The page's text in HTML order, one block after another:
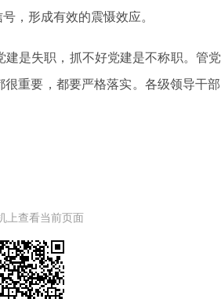
，形成有效的震慑效应。
失职，抓不好党建是不称职。管
重要，都要严格落实。各级领导干
上查看当前页面